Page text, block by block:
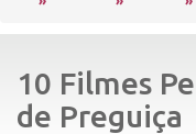
10 Filmes
de Preguiça